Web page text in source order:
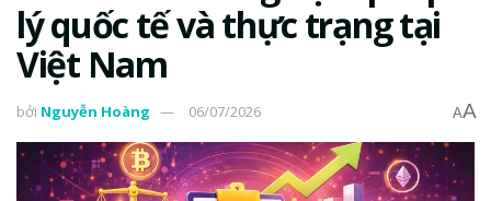
lý quốc tế và thực trạng tại
Việt Nam
bởi Nguyễn Hoàng 06/07/2026 AA